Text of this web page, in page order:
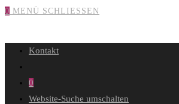
0 MENÜ SCHLIESSEN
Kontakt
0
Website-Suche umschalten